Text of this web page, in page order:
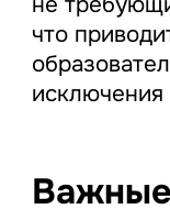
что